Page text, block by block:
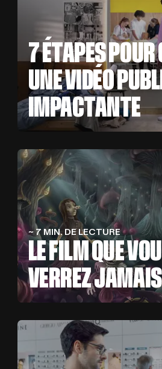
CLIENTS
BLOG
CONTACT
7 ÉTAPES POUR
UNE VIDÉO
IMPACTANTE
~ 7 MIN. DE LECTURE
LE FILM QUE
VERREZ JAMAIS